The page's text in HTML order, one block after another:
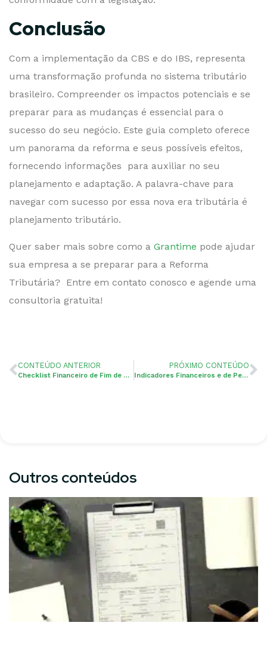
Conclusão
Com a implementação da CBS e do IBS, representa
uma transformação profunda no sistema tributário
brasileiro. Compreender os impactos potenciais e se
preparar para as mudanças é essencial para o
sucesso do seu negócio. Este guia completo oferece
um panorama da reforma e seus possíveis efeitos,
fornecendo informações para auxiliar no seu
planejamento e adaptação. A palavra-chave para
navegar com sucesso por essa nova era tributária é
planejamento tributário.
Quer saber mais sobre como a Grantime pode ajudar
sua empresa a se preparar para a Reforma
Tributária? Entre em contato conosco e agende uma
consultoria gratuita!
CONTEÚDO ANTERIOR
Checklist Financeiro de Fim de Ano para E-commerces: Prepare-se para 2025!
PRÓXIMO CONTEÚDO
Indicadores Financeiros e de Performance em Agências de Marketing
Outros conteúdos